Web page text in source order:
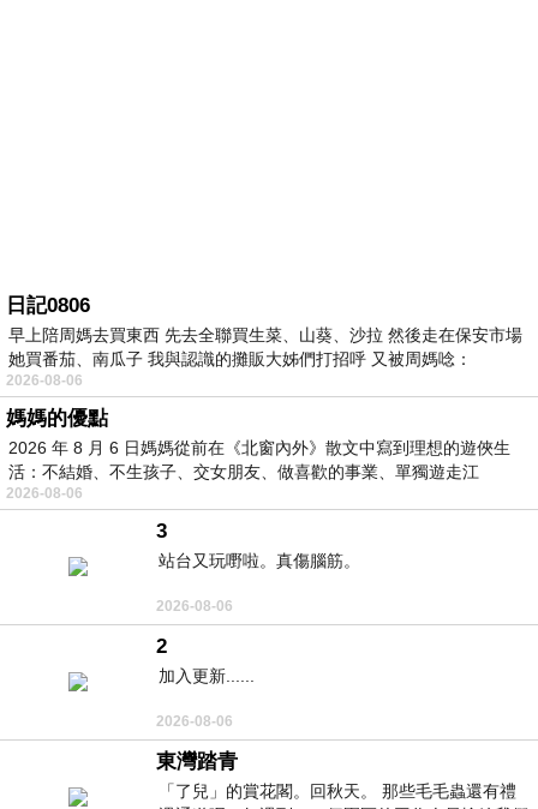
日記0806
早上陪周媽去買東西 先去全聯買生菜、山葵、沙拉 然後走在保安市場
她買番茄、南瓜子 我與認識的攤販大姊們打招呼 又被周媽唸：
2026-08-06
媽媽的優點
2026 年 8 月 6 日媽媽從前在《北窗內外》散文中寫到理想的遊俠生
活：不結婚、不生孩子、交女朋友、做喜歡的事業、單獨遊走江
湖⋯⋯，
2026-08-06
3
站台又玩嘢啦。真傷腦筋。
2026-08-06
2
加入更新......
2026-08-06
東灣踏青
「了兒」的賞花閣。回秋天。 那些毛毛蟲還有禮